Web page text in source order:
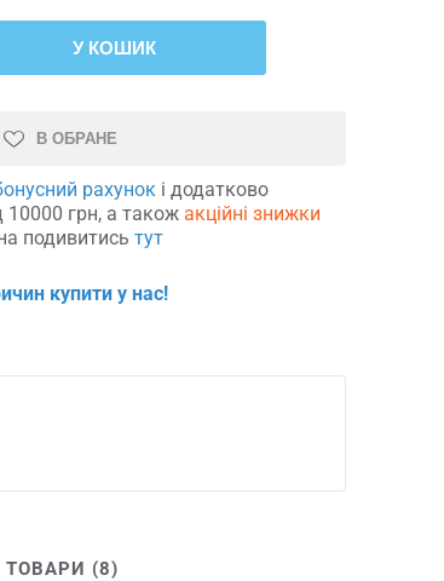
У КОШИК
В ОБРАНЕ
рахунок і додатково
10000 грн, а такожакційні знижки
подивитисьтут
купити у нас!
(8)